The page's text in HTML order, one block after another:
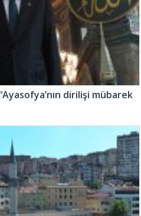
dirilişi mübarek